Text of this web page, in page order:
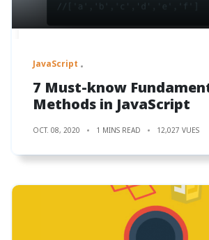
JavaScript
7 Must-know
Methods in JavaScript
OCT. 08, 2020 1 MINS READ 12,027 VUES